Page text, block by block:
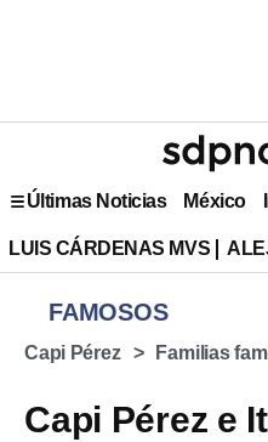
Últimas Noticias México
LUIS CÁRDENAS MVS
FAMOSOS
Capi Pérez Familias
Capi Pérez e